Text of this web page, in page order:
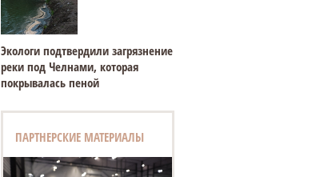
Экологи подтвердили загрязнение
реки под Челнами, которая
покрывалась пеной
ПАРТНЕРСКИЕ МАТЕРИАЛЫ